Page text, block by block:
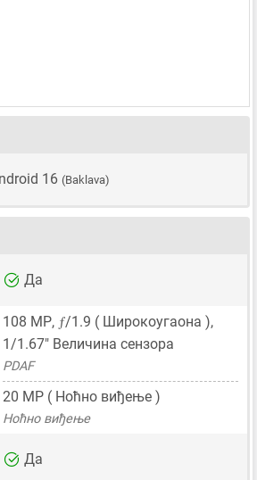
16 (Baklava)
Да
108 MP, ƒ/1.9 ( Широкоугаона ),
1/1.67" Величина сензора
PDAF
20 MP ( Ноћно виђење )
Ноћно виђење
Да